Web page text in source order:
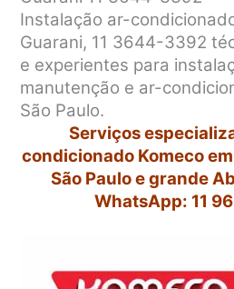
Instalação ar-
Guarani, 11 3644-3392
e experientes para
manutenção e ar-
São Paulo.
Serviços
condicionado Komeco
São Paulo e grande
WhatsApp: 11